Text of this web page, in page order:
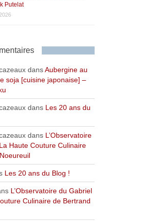
Putelat
dansAubergine au
soja [cuisine japonaise] –
dans Les 20 ans du
dans L’Observatoire
Haute Couture Culinaire
Les 20 ans du Blog !
L’Observatoire du Gabriel
Culinaire de Bertrand